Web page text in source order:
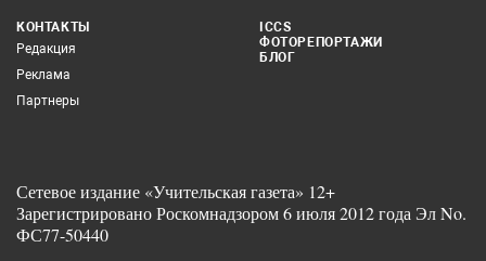
КОНТАКТЫ
Редакция
Реклама
Партнеры
ICCS
ФОТОРЕПОРТАЖИ
БЛОГ
Сетевое издание «Учительская газета» 12+
Зарегистрировано Роскомнадзором 6 июля 2012 года Эл No.
ФС77-50440